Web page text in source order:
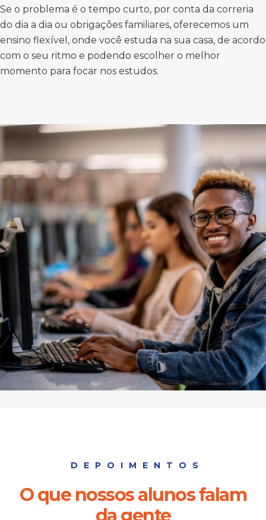
Se o problema é o tempo curto, por conta da correria
do dia a dia ou obrigações familiares, oferecemos um
ensino flexível, onde você estuda na sua casa, de acordo
com o seu ritmo e podendo escolher o melhor
momento para focar nos estudos.
DEPOIMENTOS
O que nossos alunos falam
da gente